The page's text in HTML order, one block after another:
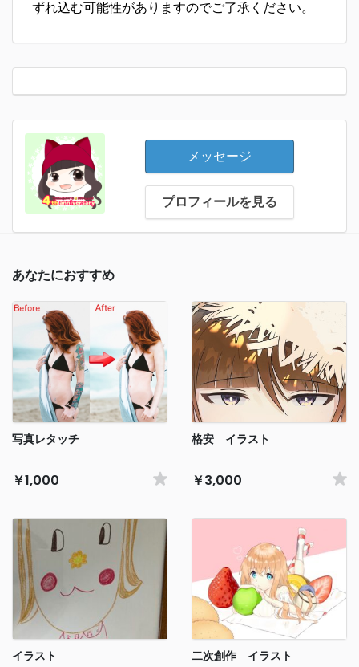
ずれ込む可能性がありますのでご了承ください。
メッセージ
プロフィールを見る
あなたにおすすめ
写真レタッチ
￥1,000
格安 イラスト
￥3,000
イラスト 二次創作 イラスト